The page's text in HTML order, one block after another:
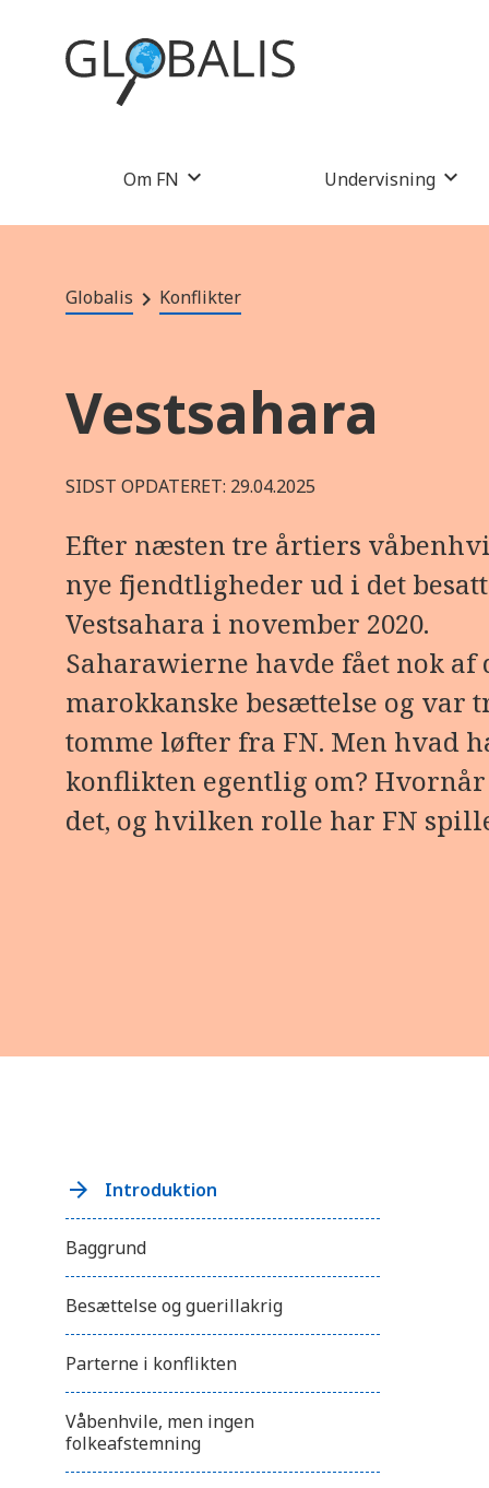
Om FN Undervisning
Globalis Konflikter
Vestsahara
SIDST OPDATERET: 29.04.2025
Efter næsten tre årtiers
nye fjendtligheder ud i det
Vestsahara i november 2020.
Saharawierne havde fået nok af
marokkanske besættelse og var
tomme løfter fra FN. Men hvad
konflikten egentlig om? Hvornår
det, og hvilken rolle har FN
Introduktion
Baggrund
Besættelse og guerillakrig
Parterne i konflikten
Våbenhvile, men ingen
folkeafstemning